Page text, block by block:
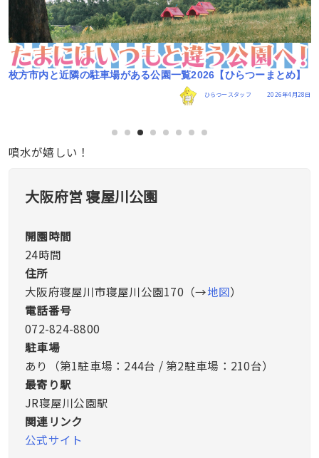
明日寝屋川にアンパンマンくるって
すどん 2024年2月24日
噴水が嬉しい！
大阪府営 寝屋川公園
開園時間
24時間
住所
大阪府寝屋川市寝屋川公園170（→地図）
電話番号
072-824-8800
駐車場
あり（第1駐車場：244台 / 第2駐車場：210台）
最寄り駅
JR寝屋川公園駅
関連リンク
公式サイト